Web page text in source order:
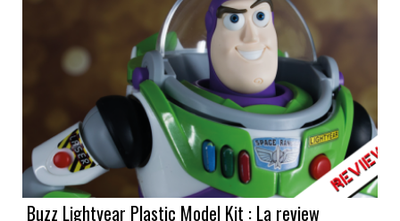
Buzz Lightyear Plastic Model Kit : La review